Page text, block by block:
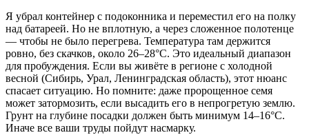
Я убрал контейнер с подоконника и переместил его на полку
над батареей. Но не вплотную, а через сложенное полотенце
— чтобы не было перегрева. Температура там держится
ровно, без скачков, около 26–28°C. Это идеальный диапазон
для пробуждения. Если вы живёте в регионе с холодной
весной (Сибирь, Урал, Ленинградская область), этот нюанс
спасает ситуацию. Но помните: даже пророщенное семя
может затормозить, если высадить его в непрогретую землю.
Грунт на глубине посадки должен быть минимум 14–16°C.
Иначе все ваши труды пойдут насмарку.